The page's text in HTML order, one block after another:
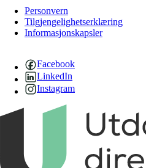
Personvern
Tilgjengelighetserklæring
Informasjonskapsler
Facebook
LinkedIn
Instagram